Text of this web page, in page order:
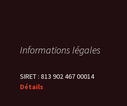
Informations légales
SIRET : 813 902 467 00014
Détails